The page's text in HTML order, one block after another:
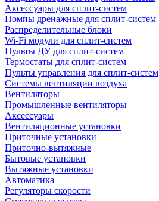
Аксессуары для сплит-систем
Помпы дренажные для сплит-систем
Распределительные блоки
Wi-Fi модули для сплит-систем
Пульты ДУ для сплит-систем
Термостаты для сплит-систем
Пульты управления для сплит-систем
Системы вентиляции воздуха
Вентиляторы
Промышленные вентиляторы
Аксессуары
Вентиляционные установки
Приточные установки
Приточно-вытяжные
Бытовые установки
Вытяжные установки
Автоматика
Регуляторы скорости